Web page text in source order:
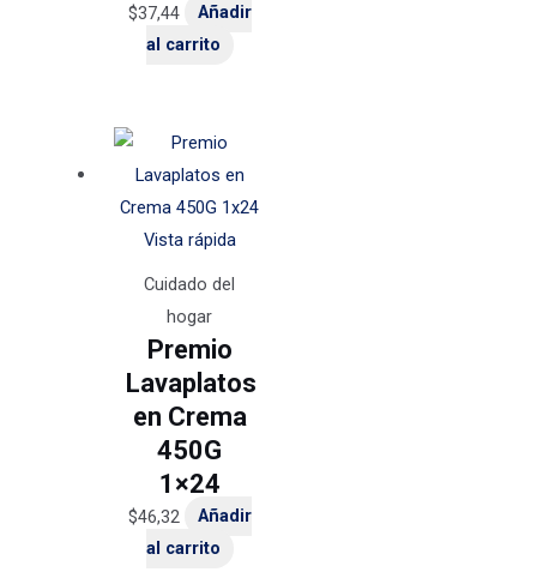
$37,44
Añadir
al carrito
Vista rápida
Cuidado del
hogar
Premio
Lavaplatos
en Crema
450G
1×24
$46,32
Añadir
al carrito